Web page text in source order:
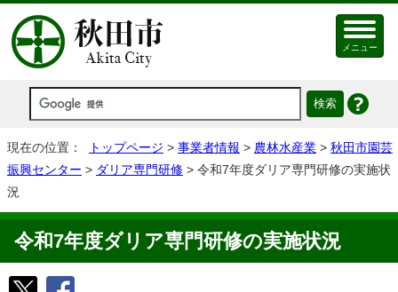
メニュー
現在の位置： トップページ > 事業者情報 > 農林水産業 > 秋田市園芸
振興センター > ダリア専門研修 > 令和7年度ダリア専門研修の実施状
況
令和7年度ダリア専門研修の実施状況